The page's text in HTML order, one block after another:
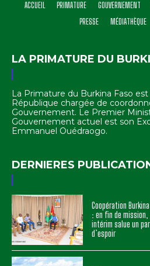
ACCUEIL PRIMATURE GOUVERNEMENT
PRESSE
MÉDIATHÈQUE
LA PRIMATURE DU
La Primature du Burkina Faso
République chargée de
Gouvernement. Le Premier
Gouvernement actuel est son
Emmanuel Ouédraogo.
DERNIERES
Coopération
: en fin de
intérim salue un
d’espoir